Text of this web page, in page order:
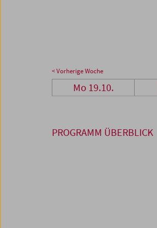
< Vorherige Woche
Mo 19.10.
PROGRAMM ÜBERBLICK